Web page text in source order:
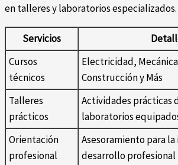
en talleres y laboratorios especializados.
Servicios
Cursos
técnicos
Electricidad,
Construcción y Más
Talleres
prácticos
Actividades prácticas
laboratorios
Orientación
profesional
Asesoramiento para
desarrollo profesional